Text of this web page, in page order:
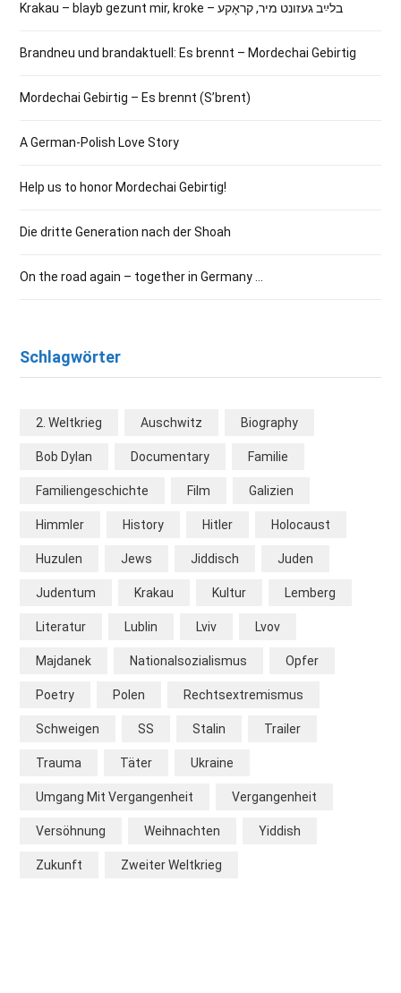
Krakau – blayb gezunt mir, kroke – בלײַב געזונט מיר, קראָקע
Brandneu und brandaktuell: Es brennt – Mordechai Gebirtig
Mordechai Gebirtig – Es brennt (S’brent)
A German-Polish Love Story
Help us to honor Mordechai Gebirtig!
Die dritte Generation nach der Shoah
On the road again – together in Germany …
Schlagwörter
2. Weltkrieg Auschwitz Biography
Bob Dylan Documentary Familie
Familiengeschichte Film Galizien
Himmler History Hitler Holocaust
Huzulen Jews Jiddisch Juden
Judentum Krakau Kultur Lemberg
Literatur Lublin Lviv Lvov
Majdanek Nationalsozialismus Opfer
Poetry Polen Rechtsextremismus
Schweigen SS Stalin Trailer
Trauma Täter Ukraine
Umgang Mit Vergangenheit Vergangenheit
Versöhnung Weihnachten Yiddish
Zukunft Zweiter Weltkrieg